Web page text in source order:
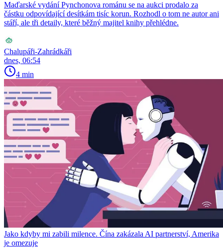
Maďarské vydání Pynchonova románu se na aukci prodalo za
částku odpovídající desítkám tisíc korun. Rozhodl o tom ne autor ani
stáří, ale tři detaily, které běžný majitel knihy přehlédne.
Chalupáři-Zahrádkáři
dnes, 06:54
4 min
Jako kdyby mi zabili milence. Čína zakázala AI partnerství, Amerika
je omezuje